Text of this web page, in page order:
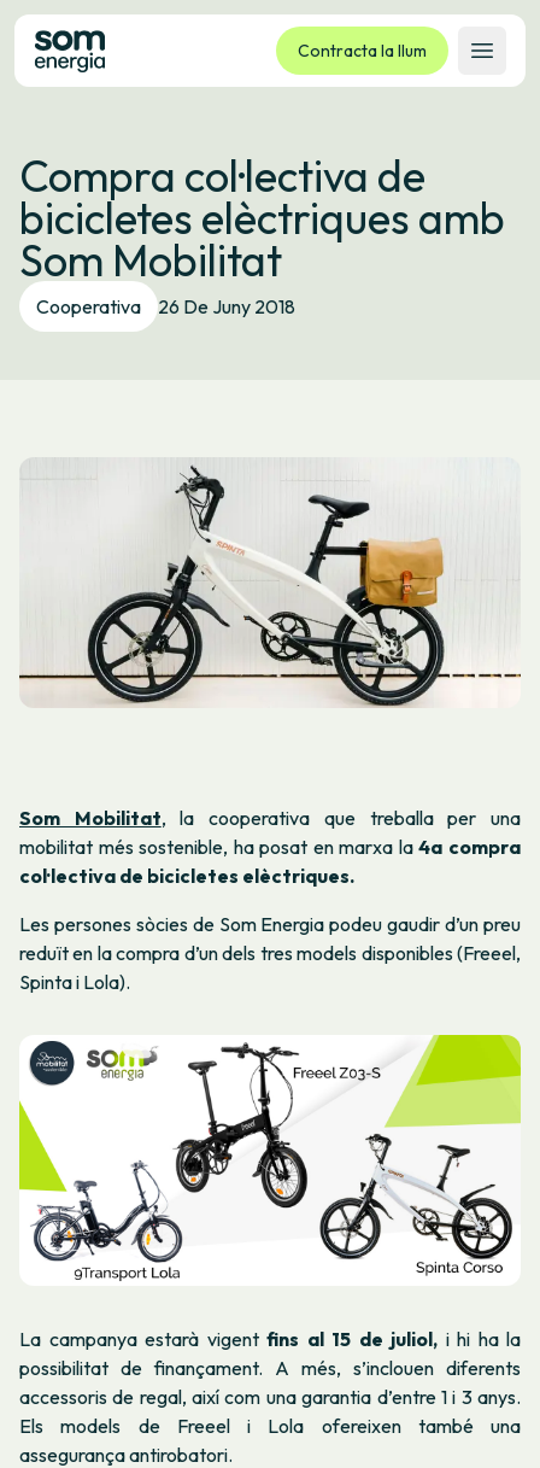
Contracta la llum
Obrir
Tarifes
Serveis
Empreses
La cooperativa
Contacte
Compra col·lectiva de
bicicletes elèctriques amb
Som Mobilitat
Cooperativa 26 De Juny 2018
Som Mobilitat, la cooperativa que treballa per una
mobilitat més sostenible, ha posat en marxa la4a compra
col·lectiva de bicicletes elèctriques.
Les persones sòcies de Som Energia podeu gaudir d’un preu
reduït en la compra d’un dels tres models disponibles(Freeel,
Spinta i Lola).
La campanya estarà vigent fins al 15 de juliol, i hi ha la
possibilitat de finançament. A més, s’inclouen diferents
accessoris de regal, així com una garantia d’entre 1 i 3 anys.
Els models de Freeel i Lola ofereixen també una
assegurança antirobatori.